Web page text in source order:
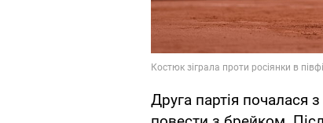
Друга партія почалася